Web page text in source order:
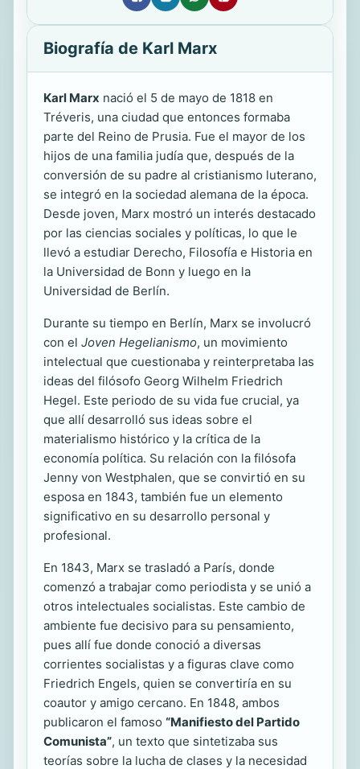
Biografía de Karl Marx
Karl Marx nació el 5 de mayo de 1818 en
Tréveris, una ciudad que entonces formaba
parte del Reino de Prusia. Fue el mayor de los
hijos de una familia judía que, después de la
conversión de su padre al cristianismo luterano,
se integró en la sociedad alemana de la época.
Desde joven, Marx mostró un interés destacado
por las ciencias sociales y políticas, lo que le
llevó a estudiar Derecho, Filosofía e Historia en
la Universidad de Bonn y luego en la
Universidad de Berlín.
Durante su tiempo en Berlín, Marx se involucró
con el Joven Hegelianismo, un movimiento
intelectual que cuestionaba y reinterpretaba las
ideas del filósofo Georg Wilhelm Friedrich
Hegel. Este periodo de su vida fue crucial, ya
que allí desarrolló sus ideas sobre el
materialismo histórico y la crítica de la
economía política. Su relación con la filósofa
Jenny von Westphalen, que se convirtió en su
esposa en 1843, también fue un elemento
significativo en su desarrollo personal y
profesional.
En 1843, Marx se trasladó a París, donde
comenzó a trabajar como periodista y se unió a
otros intelectuales socialistas. Este cambio de
ambiente fue decisivo para su pensamiento,
pues allí fue donde conoció a diversas
corrientes socialistas y a figuras clave como
Friedrich Engels, quien se convertiría en su
coautor y amigo cercano. En 1848, ambos
publicaron el famoso “Manifiesto del Partido
Comunista”, un texto que sintetizaba sus
teorías sobre la lucha de clases y la necesidad